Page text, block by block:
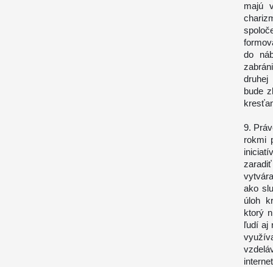
majú
do
druhej
bude
9.
rokmi
ako
úloh
ktorý
ľudí aj